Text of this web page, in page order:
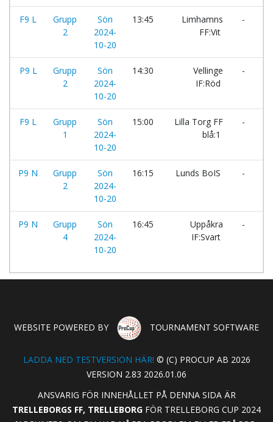
F9 L
Grupp
2
Sön
2024-
10-20
13:45
Limhamns
FF:Vit
-
P9 L
Grupp
2
Sön
2024-
10-20
14:30
Vellinge
IF:Röd
-
F9 L
Grupp
1
Sön
2024-
10-20
15:00
Lilla Torg FF
blå:1
-
P9 N
Grupp
2
Sön
2024-
10-20
16:15 Lunds BoIS -
P9 N
Grupp
4
Sön
2024-
10-20
16:45
Uppåkra
IF:Svart
-
WEBSITE POWERED BY TOURNAMENT SOFTWARE
LADDA NED TESTVERSION HÄR! © (C) PROCUP AB 2026
VERSION 2.83 2026.01.06
ANSVARIG FÖR INNEHÅLLET PÅ DENNA SIDA ÄR
TRELLEBORGS FF, TRELLEBORG FÖR TRELLEBORG CUP 2024